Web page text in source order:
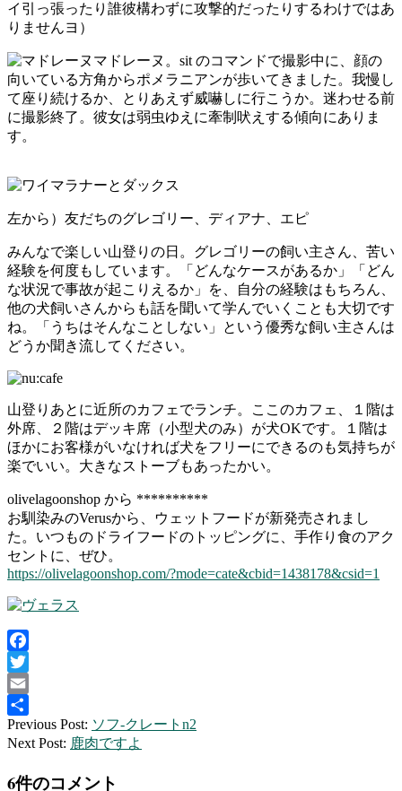
イ引っ張ったり誰彼構わずに攻撃的だったりするわけではあ
りませんヨ）
マドレーヌ。sit のコマンドで撮影中に、顔の
向いている方角からポメラニアンが歩いてきました。我慢し
て座り続けるか、とりあえず威嚇しに行こうか。迷わせる前
に撮影終了。彼女は弱虫ゆえに牽制吠えする傾向にありま
す。
左から）友だちのグレゴリー、ディアナ、エピ
みんなで楽しい山登りの日。グレゴリーの飼い主さん、苦い
経験を何度もしています。「どんなケースがあるか」「どん
な状況で事故が起こりえるか」を、自分の経験はもちろん、
他の犬飼いさんからも話を聞いて学んでいくことも大切です
ね。「うちはそんなことしない」という優秀な飼い主さんは
どうか聞き流してください。
山登りあとに近所のカフェでランチ。ここのカフェ、１階は
外席、２階はデッキ席（小型犬のみ）が犬OKです。１階は
ほかにお客様がいなければ犬をフリーにできるのも気持ちが
楽でいい。大きなストーブもあったかい。
olivelagoonshop から **********
お馴染みのVerusから、ウェットフードが新発売されまし
た。いつものドライフードのトッピングに、手作り食のアク
セントに、ぜひ。
https://olivelagoonshop.com/?mode=cate&cbid=1438178&csid=1
Facebook
Twitter
Email
共
有
2022-
01-
Previous Post: ソフ-クレートn2
Next Post: 鹿肉ですよ
6件のコメント